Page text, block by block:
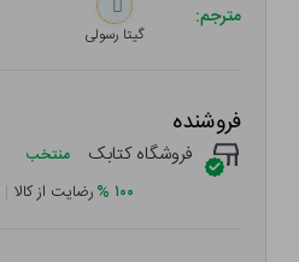
مترجم:
گیتا رسولی
فروشنده
فروشگاه کتابک منتخب
۱۰۰ %رضایت از کالا |